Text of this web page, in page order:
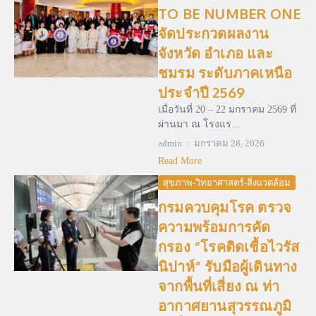
TO BE NUMBER ONE
จัดประกวดผลงาน
จังหวัด อำเภอ และ
ชมรม ระดับภาคเหนือ
ประจำปี 2569
เมื่อวันที่ 20 – 22 มกราคม 2569 ที่
ผ่านมา ณ โรงแร...
admin
มกราคม 28, 2026
Read More
สุขภาพ-วิทยาศาสตร์-สิ่งแวดล้อม
กรมควบคุมโรค ตรวจ
ความพร้อมการคัด
กรอง “โรคติดเชื้อไวรัส
นิปาห์” รับมือผู้เดินทาง
จากพื้นที่เสี่ยง ณ ท่า
อากาศยานสุวรรณภูมิ